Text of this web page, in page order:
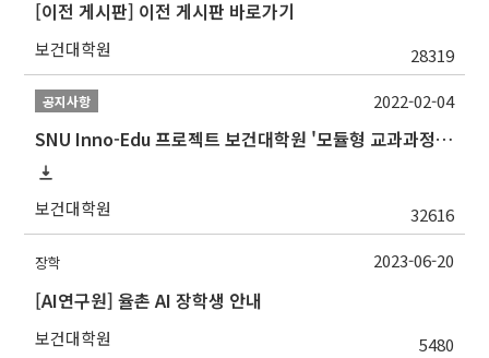
[이전 게시판] 이전 게시판 바로가기
보건대학원 28319
공지사항
SNU Inno-Edu 프로젝트 보건대학원 '모듈형 교과과정' 안내(revised 2022/2/28)
보건대학원 32616
2022-02-04
장학
[AI연구원] 율촌 AI 장학생 안내
보건대학원 5480
2023-06-20